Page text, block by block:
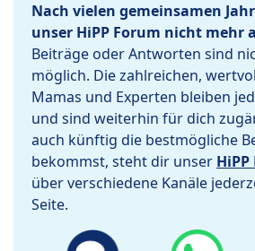
Nach vielen gemeinsamen
unser HiPP Forum nicht mehr
Beiträge oder Antworten sind
möglich. Die zahlreichen,
Mamas und Experten bleiben
und sind weiterhin für dich
auch künftig die bestmögliche
bekommst, steht dir unser
über verschiedene Kanäle
Seite.